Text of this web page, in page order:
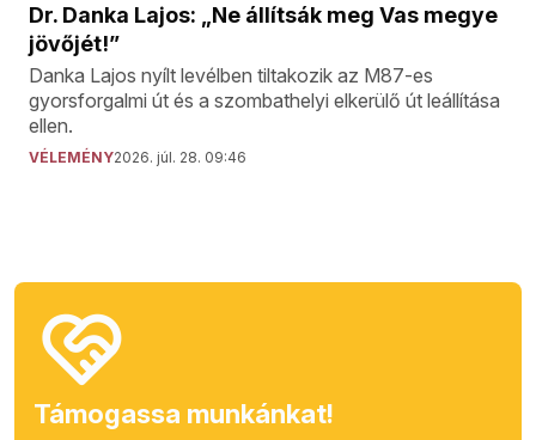
Dr. Danka Lajos: „Ne állítsák meg Vas megye
jövőjét!”
Danka Lajos nyílt levélben tiltakozik az M87-es
gyorsforgalmi út és a szombathelyi elkerülő út leállítása
ellen.
VÉLEMÉNY2026. júl. 28. 09:46
Támogassa munkánkat!